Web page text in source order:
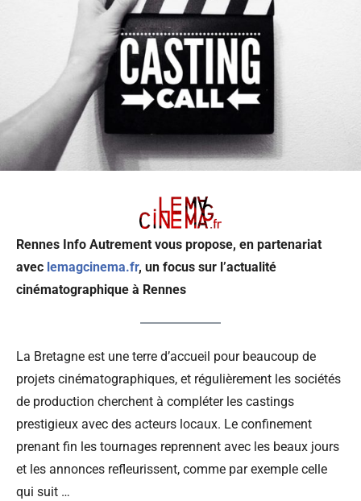
Rennes Info Autrement vous propose, en partenariat
avec lemagcinema.fr, un focus sur l’actualité
cinématographique à Rennes
La Bretagne est une terre d’accueil pour beaucoup de
projets cinématographiques, et régulièrement les sociétés
de production cherchent à compléter les castings
prestigieux avec des acteurs locaux. Le confinement
prenant fin les tournages reprennent avec les beaux jours
et les annonces refleurissent, comme par exemple celle
qui suit …